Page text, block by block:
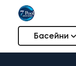
Басейни